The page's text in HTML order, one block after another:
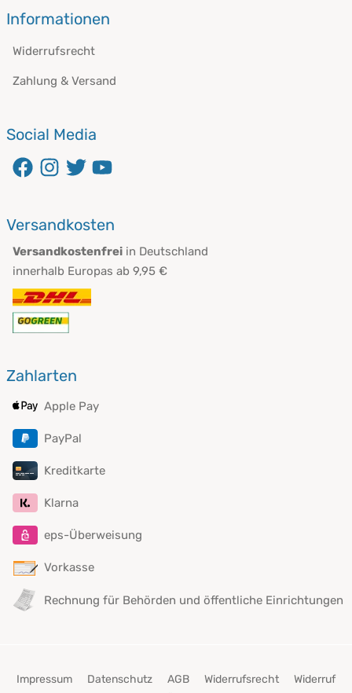
Informationen
Widerrufsrecht
Zahlung & Versand
Social Media
öffnet in neuem Fenster
öffnet in neuem Fenster
öffnet in neuem Fenster
Versandkosten
Versandkostenfrei in Deutschland
innerhalb Europas ab 9,95 €
Zahlarten
Apple Pay
PayPal
Kreditkarte
Klarna
eps-Überweisung
Vorkasse
Rechnung für Behörden und öffentliche Einrichtungen
Impressum Datenschutz AGB Widerrufsrecht
Widerruf